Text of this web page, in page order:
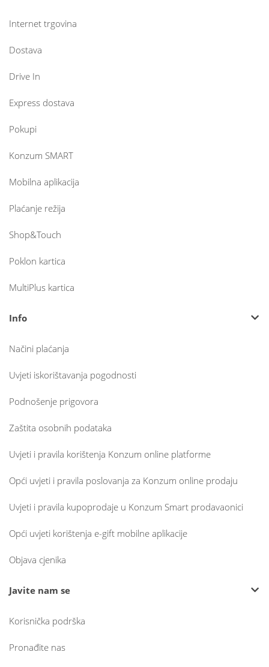
Internet trgovina
Dostava
Drive In
Express dostava
Pokupi
Konzum SMART
Mobilna aplikacija
Plaćanje režija
Shop&Touch
Poklon kartica
MultiPlus kartica
Info
Načini plaćanja
Uvjeti iskorištavanja pogodnosti
Podnošenje prigovora
Zaštita osobnih podataka
Uvjeti i pravila korištenja Konzum online platforme
Opći uvjeti i pravila poslovanja za Konzum online prodaju
Uvjeti i pravila kupoprodaje u Konzum Smart prodavaonici
Opći uvjeti korištenja e-gift mobilne aplikacije
Objava cjenika
Javite nam se
Korisnička podrška
Pronađite nas